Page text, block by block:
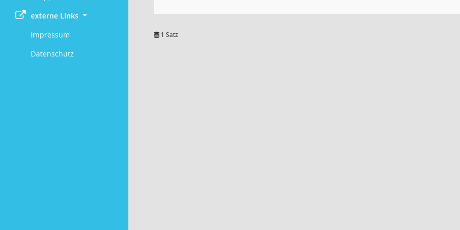
externe Links
Impressum
Datenschutz
1 Satz